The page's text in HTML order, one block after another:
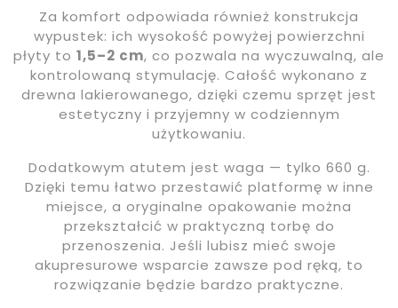
Za komfort odpowiada również konstrukcja
wypustek: ich wysokość powyżej powierzchni
płyty to 1,5–2 cm, co pozwala na wyczuwalną, ale
kontrolowaną stymulację. Całość wykonano z
drewna lakierowanego, dzięki czemu sprzęt jest
estetyczny i przyjemny w codziennym
użytkowaniu.
Dodatkowym atutem jest waga — tylko 660 g.
Dzięki temu łatwo przestawić platformę w inne
miejsce, a oryginalne opakowanie można
przekształcić w praktyczną torbę do
przenoszenia. Jeśli lubisz mieć swoje
akupresurowe wsparcie zawsze pod ręką, to
rozwiązanie będzie bardzo praktyczne.